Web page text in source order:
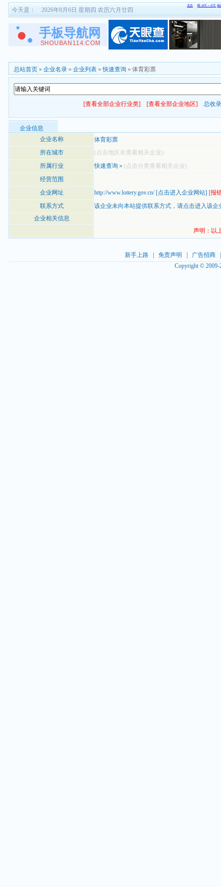
今天是： 2026年8月6日 星期四 农历六月廿四
总站首页 » 企业名录 » 企业列表 »快速查询 » 体育彩票
[查看全部企业行业类] [查看全部企业地区] 总收
企业信息
企业名称
体育彩票
所在城市
(点击地区名查看相关企业)
所属行业
快速查询 » (点击分类查看相关企业)
经营范围
企业网址
http://www.lottery.gov.cn/[点击进入企业网站] [报
联系方式
该企业未向本站提供联系方式， 请点击进入该企
企业相关信息
声明：以
新手上路| 免责声明 广告招商
Copyright ©